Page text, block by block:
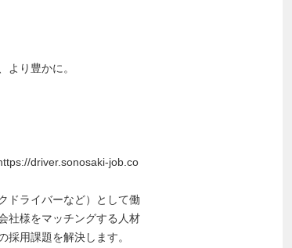
より豊かに。
driver.sonosaki-job.co
ドライバーなど）として働
社様をマッチングする人材
用課題を解決します。